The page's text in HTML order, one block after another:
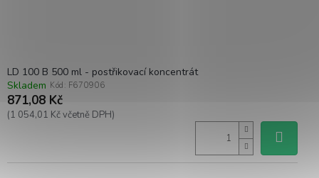
LD 100 B 500 ml - postřikovací koncentrát
Skladem Kód: F670906
871,08 Kč
(1 054,01 Kč včetně DPH)